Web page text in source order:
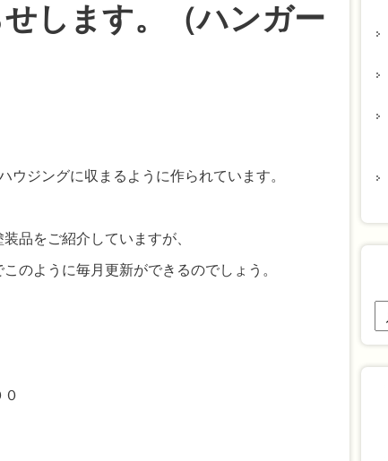
します。（ハンガー
ジングに収まるように作られています。
品をご紹介していますが、
のように毎月更新ができるのでしょう。
去
お